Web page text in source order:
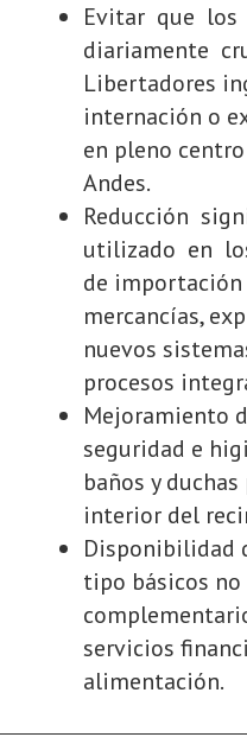
Evitar que los
diariamente
Libertadores
internación o
en pleno
Andes.
Reducción
utilizado en
de
mercancías,
nuevos
procesos
Mejoramiento
seguridad e
baños y
interior del
Disponibilidad
tipo básicos
servicios
alimentación.